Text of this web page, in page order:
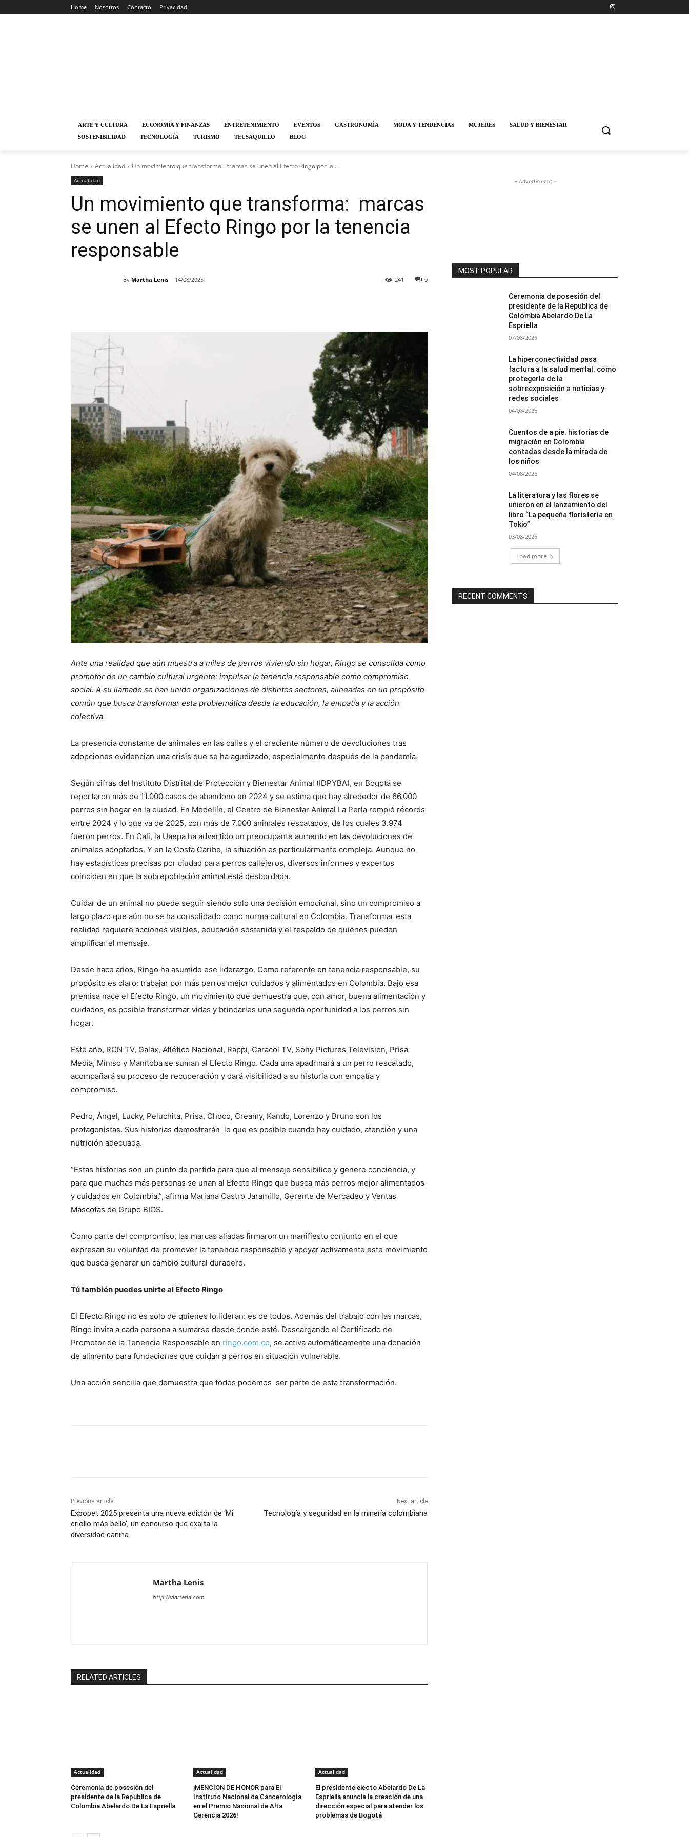
Home Nosotros Contacto Privacidad
ARTE Y CULTURA ECONOMÍA Y FINANZAS ENTRETENIMIENTO EVENTOS GASTRONOMÍA MODA Y TENDENCIAS MUJERES
SALUD Y BIENESTAR
SOSTENIBILIDAD
TECNOLOGÍA TURISMO TEUSAQUILLO BLOG
Home Actualidad Un movimiento que transforma: marcas se unen al Efecto Ringo por la...
Actualidad
Un movimiento que transforma: marcas
se unen al Efecto Ringo por la tenencia
responsable
By Martha Lenis 14/08/2025 0
241
Ante una realidad que aún muestra a miles de perros viviendo sin hogar, Ringo se consolida como
promotor de un cambio cultural urgente: impulsar la tenencia responsable como compromiso
social. A su llamado se han unido organizaciones de distintos sectores, alineadas en un propósito
común que busca transformar esta problemática desde la educación, la empatía y la acción
colectiva.
La presencia constante de animales en las calles y el creciente número de devoluciones tras
adopciones evidencian una crisis que se ha agudizado, especialmente después de la pandemia.
Según cifras del Instituto Distrital de Protección y Bienestar Animal (IDPYBA), en Bogotá se
reportaron más de 11.000 casos de abandono en 2024 y se estima que hay alrededor de 66.000
perros sin hogar en la ciudad. En Medellín, el Centro de Bienestar Animal La Perla rompió récords
entre 2024 y lo que va de 2025, con más de 7.000 animales rescatados, de los cuales 3.974
fueron perros. En Cali, la Uaepa ha advertido un preocupante aumento en las devoluciones de
animales adoptados. Y en la Costa Caribe, la situación es particularmente compleja. Aunque no
hay estadísticas precisas por ciudad para perros callejeros, diversos informes y expertos
coinciden en que la sobrepoblación animal está desbordada.
Cuidar de un animal no puede seguir siendo solo una decisión emocional, sino un compromiso a
largo plazo que aún no se ha consolidado como norma cultural en Colombia. Transformar esta
realidad requiere acciones visibles, educación sostenida y el respaldo de quienes pueden
amplificar el mensaje.
Desde hace años, Ringo ha asumido ese liderazgo. Como referente en tenencia responsable, su
propósito es claro: trabajar por más perros mejor cuidados y alimentados en Colombia. Bajo esa
premisa nace el Efecto Ringo, un movimiento que demuestra que, con amor, buena alimentación y
cuidados, es posible transformar vidas y brindarles una segunda oportunidad a los perros sin
hogar.
Este año, RCN TV, Galax, Atlético Nacional, Rappi, Caracol TV, Sony Pictures Television, Prisa
Media, Miniso y Manitoba se suman al Efecto Ringo. Cada una apadrinará a un perro rescatado,
acompañará su proceso de recuperación y dará visibilidad a su historia con empatía y
compromiso.
Pedro, Ángel, Lucky, Peluchita, Prisa, Choco, Creamy, Kando, Lorenzo y Bruno son los
protagonistas. Sus historias demostrarán lo que es posible cuando hay cuidado, atención y una
nutrición adecuada.
“Estas historias son un punto de partida para que el mensaje sensibilice y genere conciencia, y
para que muchas más personas se unan al Efecto Ringo que busca más perros mejor alimentados
y cuidados en Colombia.”, afirma Mariana Castro Jaramillo, Gerente de Mercadeo y Ventas
Mascotas de Grupo BIOS.
Como parte del compromiso, las marcas aliadas firmaron un manifiesto conjunto en el que
expresan su voluntad de promover la tenencia responsable y apoyar activamente este movimiento
que busca generar un cambio cultural duradero.
Tú también puedes unirte al Efecto Ringo
El Efecto Ringo no es solo de quienes lo lideran: es de todos. Además del trabajo con las marcas,
Ringo invita a cada persona a sumarse desde donde esté. Descargando el Certificado de
Promotor de la Tenencia Responsable en ringo.com.co, se activa automáticamente una donación
de alimento para fundaciones que cuidan a perros en situación vulnerable.
Una acción sencilla que demuestra que todos podemos ser parte de esta transformación.
Previous article
Expopet 2025 presenta una nueva edición de ‘Mi
criollo más bello’, un concurso que exalta la
diversidad canina
Next article
Tecnología y seguridad en la minería colombiana
Martha Lenis
http://viarteria.com
RELATED ARTICLES
Actualidad
Ceremonia de posesión del
presidente de la Republica de
Colombia Abelardo De La Espriella
Actualidad
¡MENCION DE HONOR para El
Instituto Nacional de Cancerología
en el Premio Nacional de Alta
Gerencia 2026!
Actualidad
El presidente electo Abelardo De La
Espriella anuncia la creación de una
dirección especial para atender los
problemas de Bogotá
- Advertisment -
MOST POPULAR
Ceremonia de posesión del
presidente de la Republica de
Colombia Abelardo De La
Espriella
07/08/2026
La hiperconectividad pasa
factura a la salud mental: cómo
protegerla de la
sobreexposición a noticias y
redes sociales
04/08/2026
Cuentos de a pie: historias de
migración en Colombia
contadas desde la mirada de
los niños
04/08/2026
La literatura y las flores se
unieron en el lanzamiento del
libro “La pequeña floristería en
Tokio”
03/08/2026
Load more
RECENT COMMENTS